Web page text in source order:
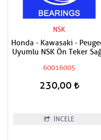
NSK
Honda - Kawasaki -
Uyumlu NSK Ön Teker
Sağ - Arka Teker Sol
60016005
230,00
İNCELE